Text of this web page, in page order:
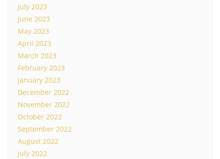
July 2023
June 2023
May 2023
April 2023
March 2023
February 2023
January 2023
December 2022
November 2022
October 2022
September 2022
August 2022
July 2022